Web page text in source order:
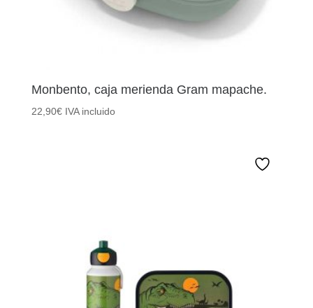
Monbento, caja merienda Gram mapache.
22,90€ IVA incluido